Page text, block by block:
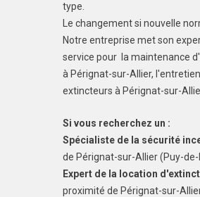
type.
Le changement si nouvelle
Notre entreprise met son
service pour la maintenance
à Pérignat-sur-Allier,
extincteurs à Pérignat-sur-
Si vous recherchez un :
Spécialiste de la sécurité
de Pérignat-sur-Allier (Puy-de-
Expert de la location
proximité de Pérignat-sur-